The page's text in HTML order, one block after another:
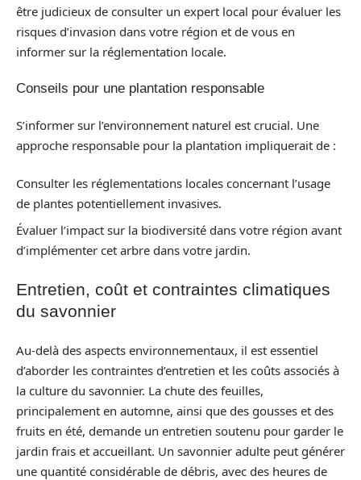
être judicieux de consulter un expert local pour évaluer les
risques d’invasion dans votre région et de vous en
informer sur la réglementation locale.
Conseils pour une plantation responsable
S’informer sur l’environnement naturel est crucial. Une
approche responsable pour la plantation impliquerait de :
Consulter les réglementations locales concernant l’usage
de plantes potentiellement invasives.
Évaluer l’impact sur la biodiversité dans votre région avant
d’implémenter cet arbre dans votre jardin.
Entretien, coût et contraintes climatiques
du savonnier
Au-delà des aspects environnementaux, il est essentiel
d’aborder les contraintes d’entretien et les coûts associés à
la culture du savonnier. La chute des feuilles,
principalement en automne, ainsi que des gousses et des
fruits en été, demande un entretien soutenu pour garder le
jardin frais et accueillant. Un savonnier adulte peut générer
une quantité considérable de débris, avec des heures de